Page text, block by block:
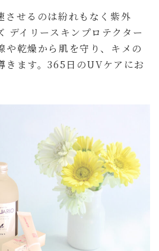
させるのは紛れもなく紫外
イリースキンプロテクター
や乾燥から肌を守り、キメの
きます。365日のUVケアにお